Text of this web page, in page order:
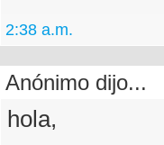
2:38 a.m.
Anónimo dijo...
hola,